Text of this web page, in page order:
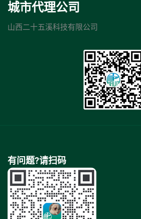
城市代理公司
山西二十五溪科技有限公司
有问题?请扫码